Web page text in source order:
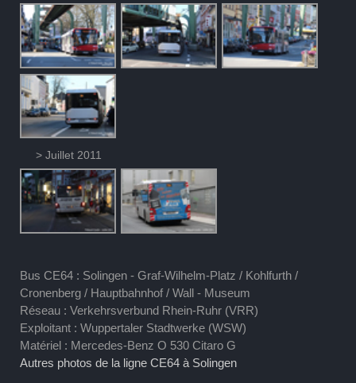
> Juillet 2011
Bus CE64 : Solingen - Graf-Wilhelm-Platz / Kohlfurth /
Cronenberg / Hauptbahnhof / Wall - Museum
Réseau : Verkehrsverbund Rhein-Ruhr (VRR)
Exploitant : Wuppertaler Stadtwerke (WSW)
Matériel : Mercedes-Benz O 530 Citaro G
Autres photos de la ligne CE64 à Solingen